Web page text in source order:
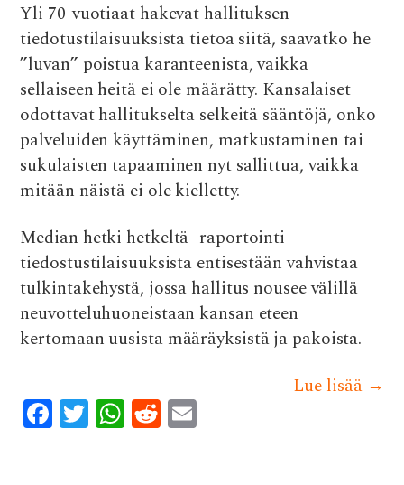
Yli 70-vuotiaat hakevat hallituksen
tiedotustilaisuuksista tietoa siitä, saavatko he
”luvan” poistua karanteenista, vaikka
sellaiseen heitä ei ole määrätty. Kansalaiset
odottavat hallitukselta selkeitä sääntöjä, onko
palveluiden käyttäminen, matkustaminen tai
sukulaisten tapaaminen nyt sallittua, vaikka
mitään näistä ei ole kielletty.
Median hetki hetkeltä -raportointi
tiedostustilaisuuksista entisestään vahvistaa
tulkintakehystä, jossa hallitus nousee välillä
neuvotteluhuoneistaan kansan eteen
kertomaan uusista määräyksistä ja pakoista.
Lue lisää →
F
ac
T
w
W
h
R
e